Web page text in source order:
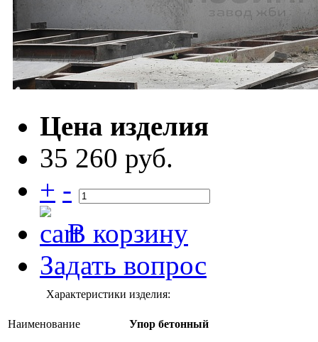
Цена изделия
35 260 руб.
+ -
В корзину
Задать вопрос
Характеристики изделия:
Наименование Упор бетонный